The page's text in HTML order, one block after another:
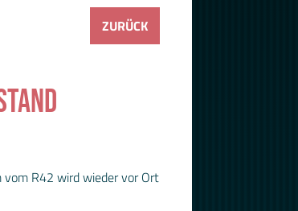
ZURÜCK
R42 wird wieder vor Ort